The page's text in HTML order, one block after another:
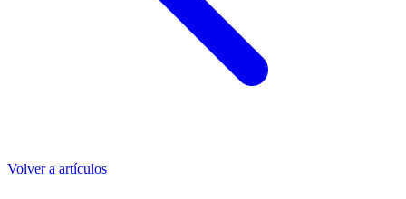
Volver a artículos